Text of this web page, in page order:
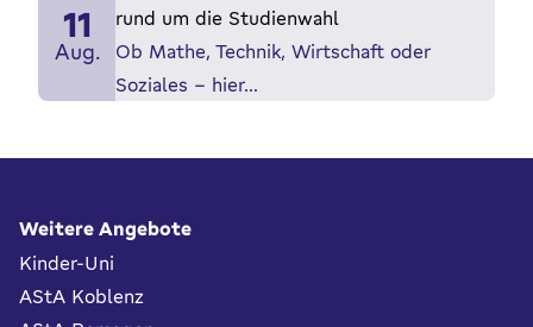
11
Aug.
rund um die Studienwahl
Ob Mathe, Technik, Wirtschaft oder
Soziales - hier…
Fußbereich
Weitere Angebote
Kinder-Uni
AStA Koblenz